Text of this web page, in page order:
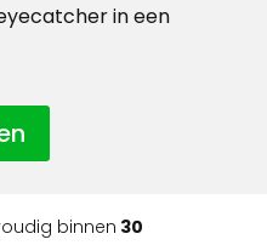
in een
binnen 30